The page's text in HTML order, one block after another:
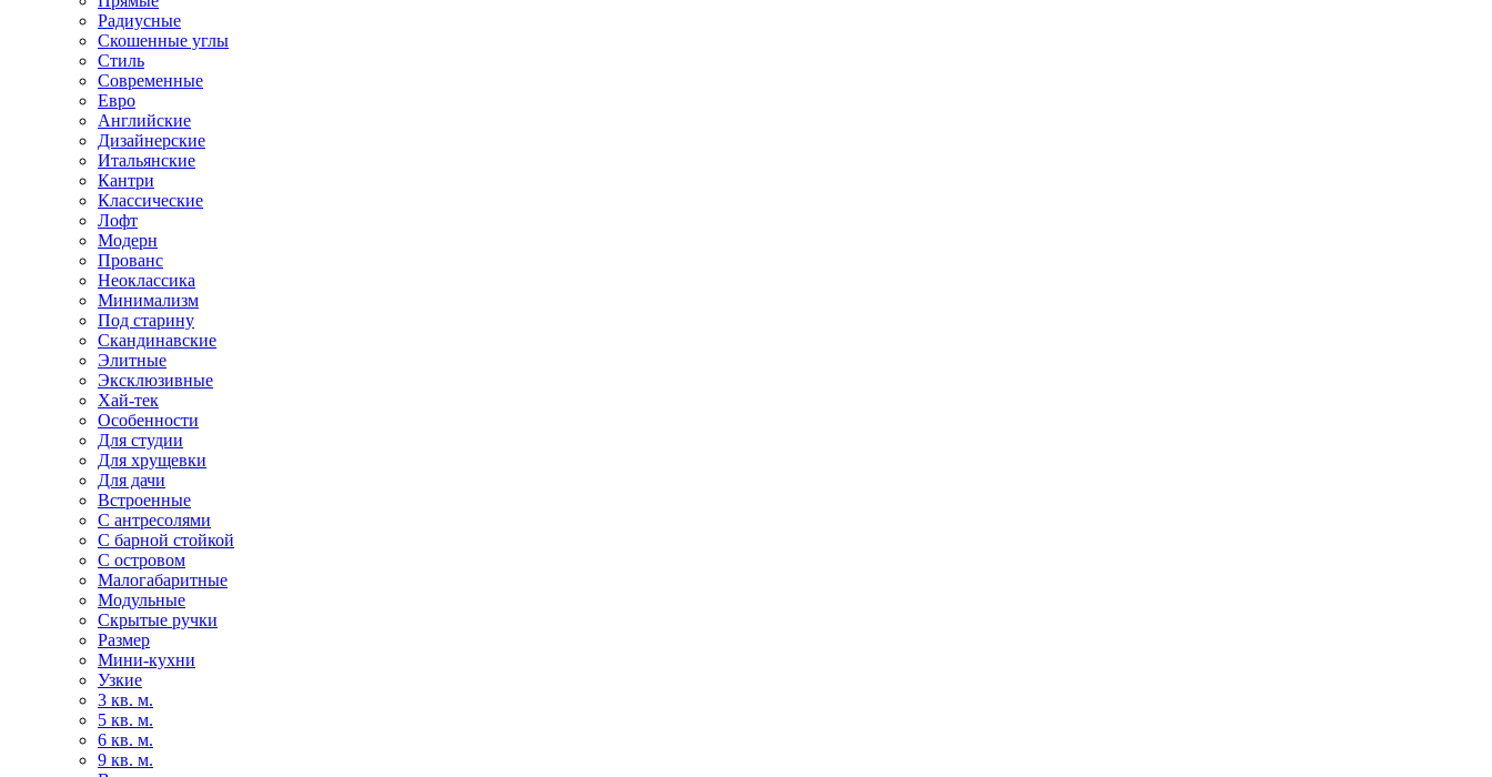
Радиусные
Скошенные углы
Стиль
Современные
Евро
Английские
Дизайнерские
Итальянские
Кантри
Классические
Лофт
Модерн
Прованс
Неоклассика
Минимализм
Под старину
Скандинавские
Элитные
Эксклюзивные
Хай-тек
Особенности
Для студии
Для хрущевки
Для дачи
Встроенные
С антресолями
С барной стойкой
С островом
Малогабаритные
Модульные
Скрытые ручки
Размер
Мини-кухни
Узкие
3 кв. м.
5 кв. м.
6 кв. м.
9 кв. м.